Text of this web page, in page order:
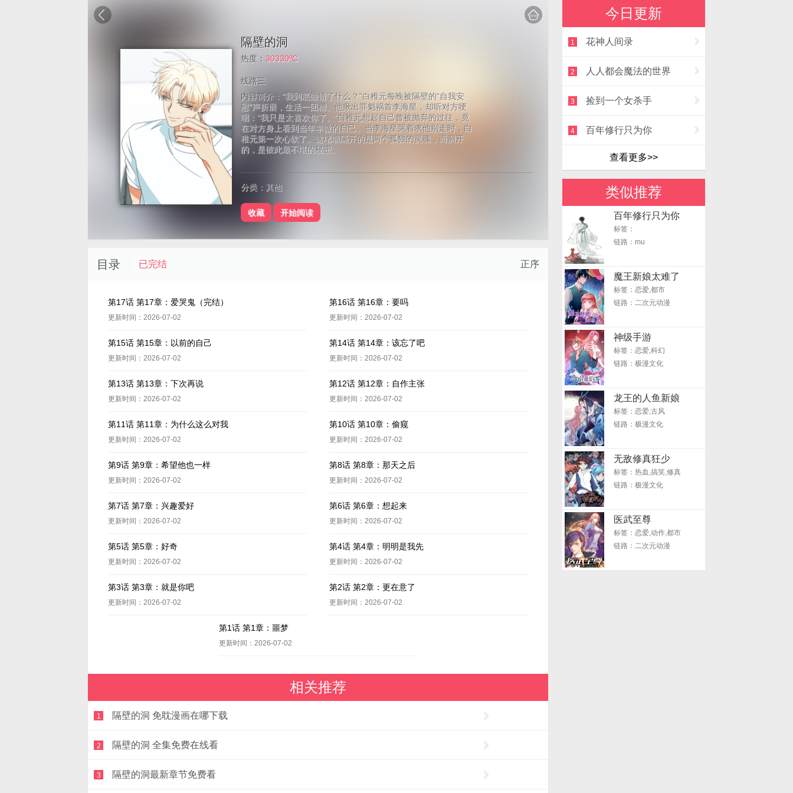
隔壁的洞
热度： 30330ºC
线路三
内容简介： “我到底做错了什么？”白稚元每晚被隔壁的“自我安
慰”声折磨，生活一团糟。他揪出罪魁祸首李海星，却听对方哽
咽：“我只是太喜欢你了。”白稚元想起自己曾被抛弃的过往，竟
在对方身上看到当年卑微的自己。当李海星哭着求他别走时，白
稚元第一次心软了。这堵墙隔开的是两个孤独的灵魂，而洞开
的，是彼此最不堪的秘密。
分类：其他
收藏 开始阅读
目录 已完结 正序
第17话 第17章：爱哭鬼（完结）
更新时间：2026-07-02
第16话 第16章：要吗
更新时间：2026-07-02
第15话 第15章：以前的自己
更新时间：2026-07-02
第14话 第14章：该忘了吧
更新时间：2026-07-02
第13话 第13章：下次再说
更新时间：2026-07-02
第12话 第12章：自作主张
更新时间：2026-07-02
第11话 第11章：为什么这么对我
更新时间：2026-07-02
第10话 第10章：偷窥
更新时间：2026-07-02
第9话 第9章：希望他也一样
更新时间：2026-07-02
第8话 第8章：那天之后
更新时间：2026-07-02
第7话 第7章：兴趣爱好
更新时间：2026-07-02
第6话 第6章：想起来
更新时间：2026-07-02
第5话 第5章：好奇
更新时间：2026-07-02
第4话 第4章：明明是我先
更新时间：2026-07-02
第3话 第3章：就是你吧
更新时间：2026-07-02
第2话 第2章：更在意了
更新时间：2026-07-02
第1话 第1章：噩梦
更新时间：2026-07-02
相关推荐
1 隔壁的洞 免耽漫画在哪下载
2 隔壁的洞 全集免费在线看
3 隔壁的洞最新章节免费看
今日更新
1 花神人间录
2 人人都会魔法的世界
3 捡到一个女杀手
4 百年修行只为你
查看更多>>
类似推荐
百年修行只为你
标签：
链路：mu
魔王新娘太难了
标签：恋爱,都市
链路：二次元动漫
神级手游
标签：恋爱,科幻
链路：极漫文化
龙王的人鱼新娘
标签：恋爱,古风
链路：极漫文化
无敌修真狂少
标签：热血,搞笑,修真
链路：极漫文化
医武至尊
标签：恋爱,动作,都市
链路：二次元动漫